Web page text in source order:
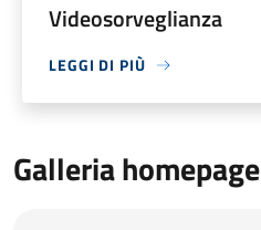
Videosorveglianza
LEGGI DI PIÙ
Galleria homepage